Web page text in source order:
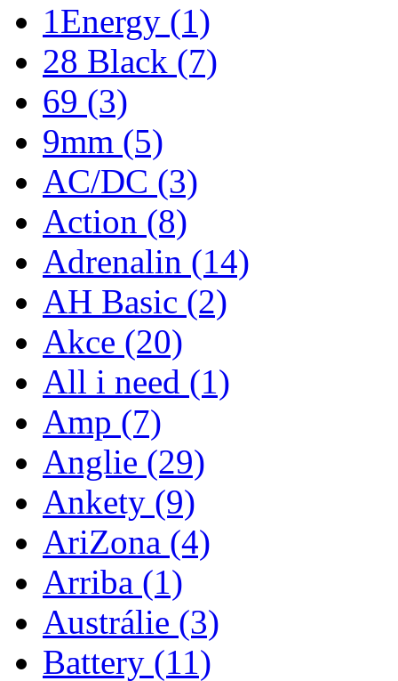
1Energy (1)
28 Black (7)
69 (3)
9mm (5)
AC/DC (3)
Action (8)
Adrenalin (14)
AH Basic (2)
Akce (20)
All i need (1)
Amp (7)
Anglie (29)
Ankety (9)
AriZona (4)
Arriba (1)
Austrálie (3)
Battery (11)